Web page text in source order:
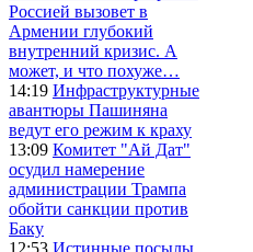
Россией вызовет в
Армении глубокий
внутренний кризис. А
может, и что похуже…
14:19 Инфраструктурные
авантюры Пашиняна
ведут его режим к краху
13:09 Комитет "Ай Дат"
осудил намерение
администрации Трампа
обойти санкции против
Баку
12:53 Истинные посылы